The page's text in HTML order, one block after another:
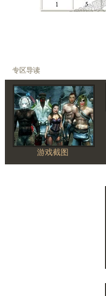
专区导读
游戏截图